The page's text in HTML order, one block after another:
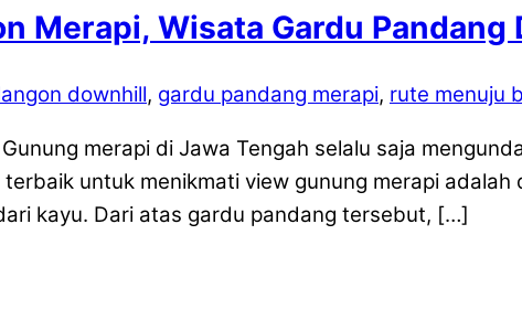
Merapi, Wisata Gardu Pandang
downhill, gardu pandang merapi, rute menuju
merapi di Jawa Tengah selalu saja
untuk menikmati view gunung merapi
kayu. Dari atas gardu pandang tersebut, […]